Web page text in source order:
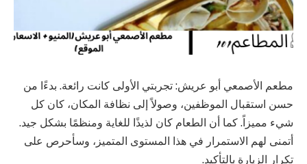
مطعم الأصمعي أبو عريش: تجربتي الأولى كانت رائعة. بدءًا من
حسن استقبال الموظفين، وصولاً إلى نظافة المكان، كان كل
شيء مميزاً. كما أن الطعام كان لذيذًا للغاية ومنظمًا بشكل جيد.
أتمنى لهم الاستمرار في هذا المستوى المتميز، وسأحرص على
تكرار الزيارة بالتأكيد.